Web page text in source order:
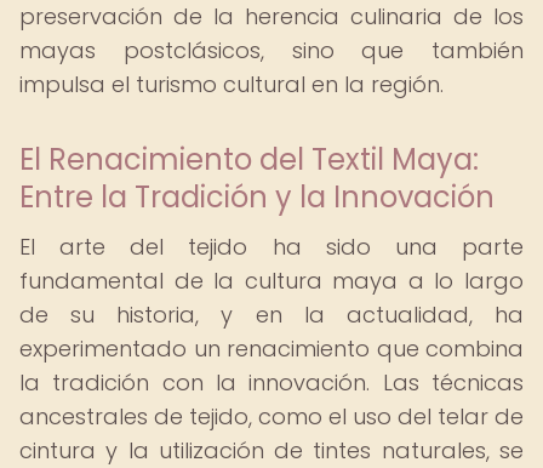
preservación de la herencia culinaria de los
mayas postclásicos, sino que también
impulsa el turismo cultural en la región.
El Renacimiento del Textil Maya:
Entre la Tradición y la Innovación
El arte del tejido ha sido una parte
fundamental de la cultura maya a lo largo
de su historia, y en la actualidad, ha
experimentado un renacimiento que combina
la tradición con la innovación. Las técnicas
ancestrales de tejido, como el uso del telar de
cintura y la utilización de tintes naturales, se